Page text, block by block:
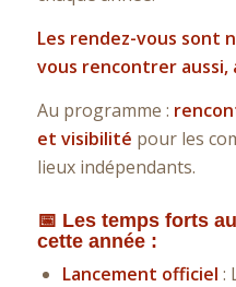
Les rendez-vous sont
vous rencontrer aussi,
Au programme :
et visibilité pour les
lieux indépendants.
📅 Les temps forts
cette année :
Lancement officiel :